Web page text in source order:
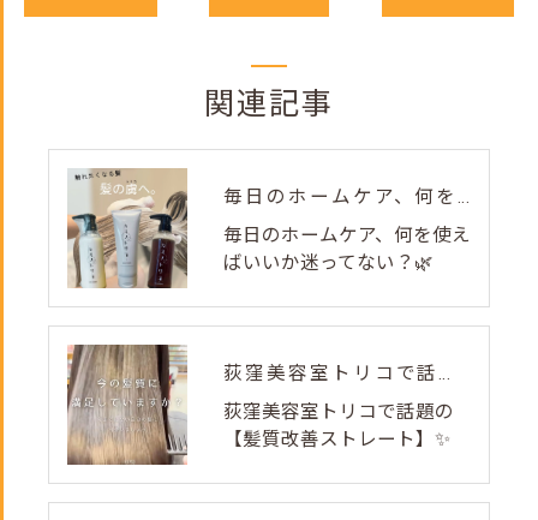
関連記事
毎日のホームケア、何を使えばいいか迷ってない？🌿
毎日のホームケア、何を使え
ばいいか迷ってない？🌿
荻窪美容室トリコで話題の【髪質改善ストレート】✨
荻窪美容室トリコで話題の
【髪質改善ストレート】✨